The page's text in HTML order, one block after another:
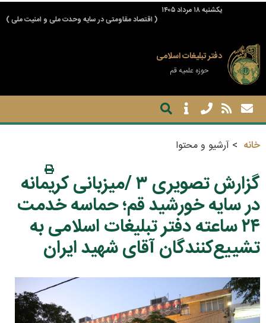
يكشنبه ۱۸ مرداد ۱۴۰۵
( اقتصاد مقاومتی در سایه وحدت ملی و امنیت ملی )
دفتر تبلیغات اسلامی
حوزه علمیه قم
خانه آرشیو و محتوا
گزارش تصویری ۳ /میزبانی کریمانه
در سایه خورشید قم؛ حماسه خدمت
۲۴ ساعته دفتر تبلیغات اسلامی به
تشییع‌کنندگان آقای شهید ایران